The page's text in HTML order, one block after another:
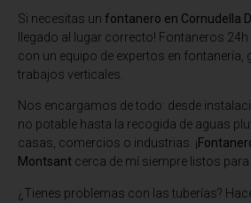
Si necesitas un fontanero en Cornudella
llegado al lugar correcto! Fontaneros
con un equipo de expertos en fontanería,
trabajos verticales.
Nos encargamos de todo: desde
no potable hasta la recogida de aguas
casas, comercios o industrias. ¡
Montsant cerca de mí siempre listos para
¿Tienes problemas con las tuberías?